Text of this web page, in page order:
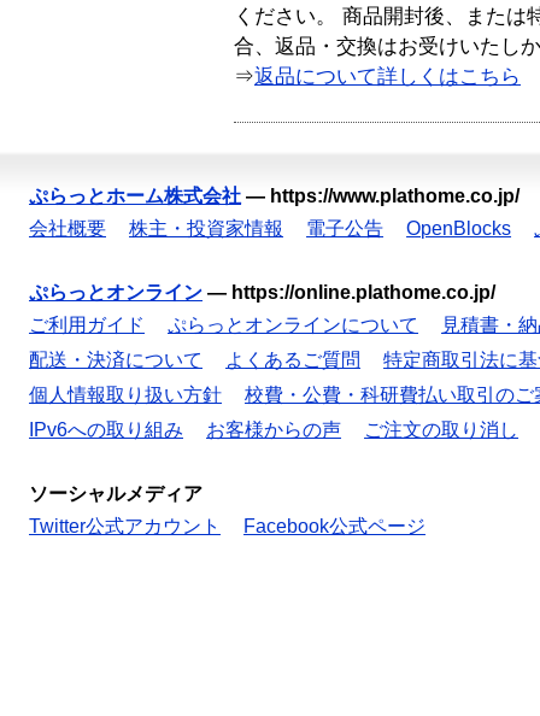
ください。 商品開封後、または
合、返品・交換はお受けいたし
⇒返品について詳しくはこちら
ぷらっとホーム株式会社 — https://www.plathome.co.jp/
会社概要
株主・投資家情報 電子公告 OpenBlocks
ぷらっとオンライン — https://online.plathome.co.jp/
ご利用ガイド
ぷらっとオンラインについて
見積書・
配送・決済について
よくあるご質問
特定商取引法に
個人情報取り扱い方針
校費・公費・科研費払い取引のご
IPv6への取り組み
お客様からの声 ご注文の取り消し
ソーシャルメディア
Twitter公式アカウント
Facebook公式ページ